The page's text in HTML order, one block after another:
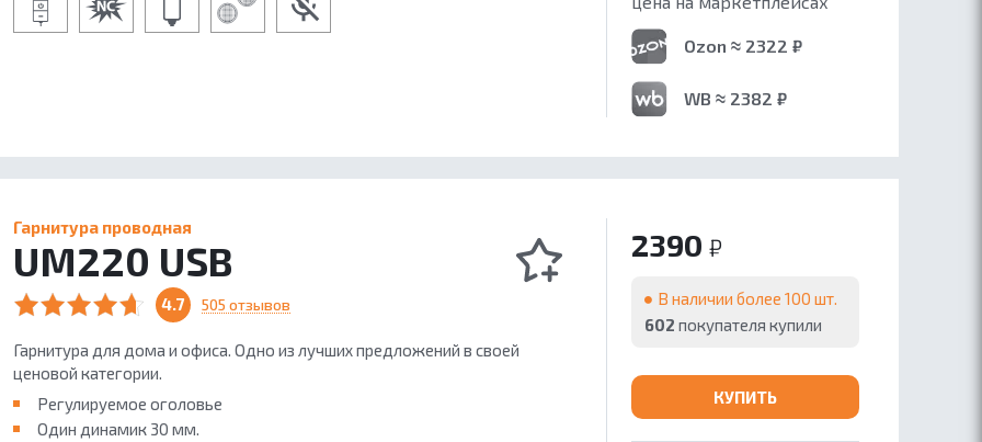
Ozon ≈ 2322 ₽
WB ≈ 2382 ₽
Гарнитура проводная
UM220 USB
4.7 505 отзывов
Гарнитура для дома и офиса. Одно из лучших предложений в своей
ценовой категории.
Регулируемое оголовье
Один динамик 30 мм.
2390 ₽
В наличии более 100 шт.
602 покупателя купили
КУПИТЬ